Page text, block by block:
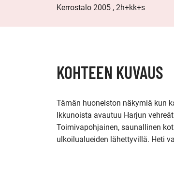
Kerrostalo 2005 , 2h+kk+s
KOHTEEN KUVAUS
Tämän huoneiston näkymiä kun
Ikkunoista avautuu Harjun
Toimivapohjainen, saunallinen
ulkoilualueiden lähettyvillä. Heti